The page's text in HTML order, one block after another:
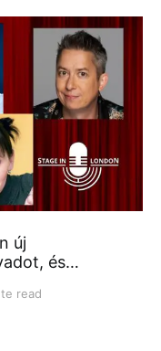
új
és…
read